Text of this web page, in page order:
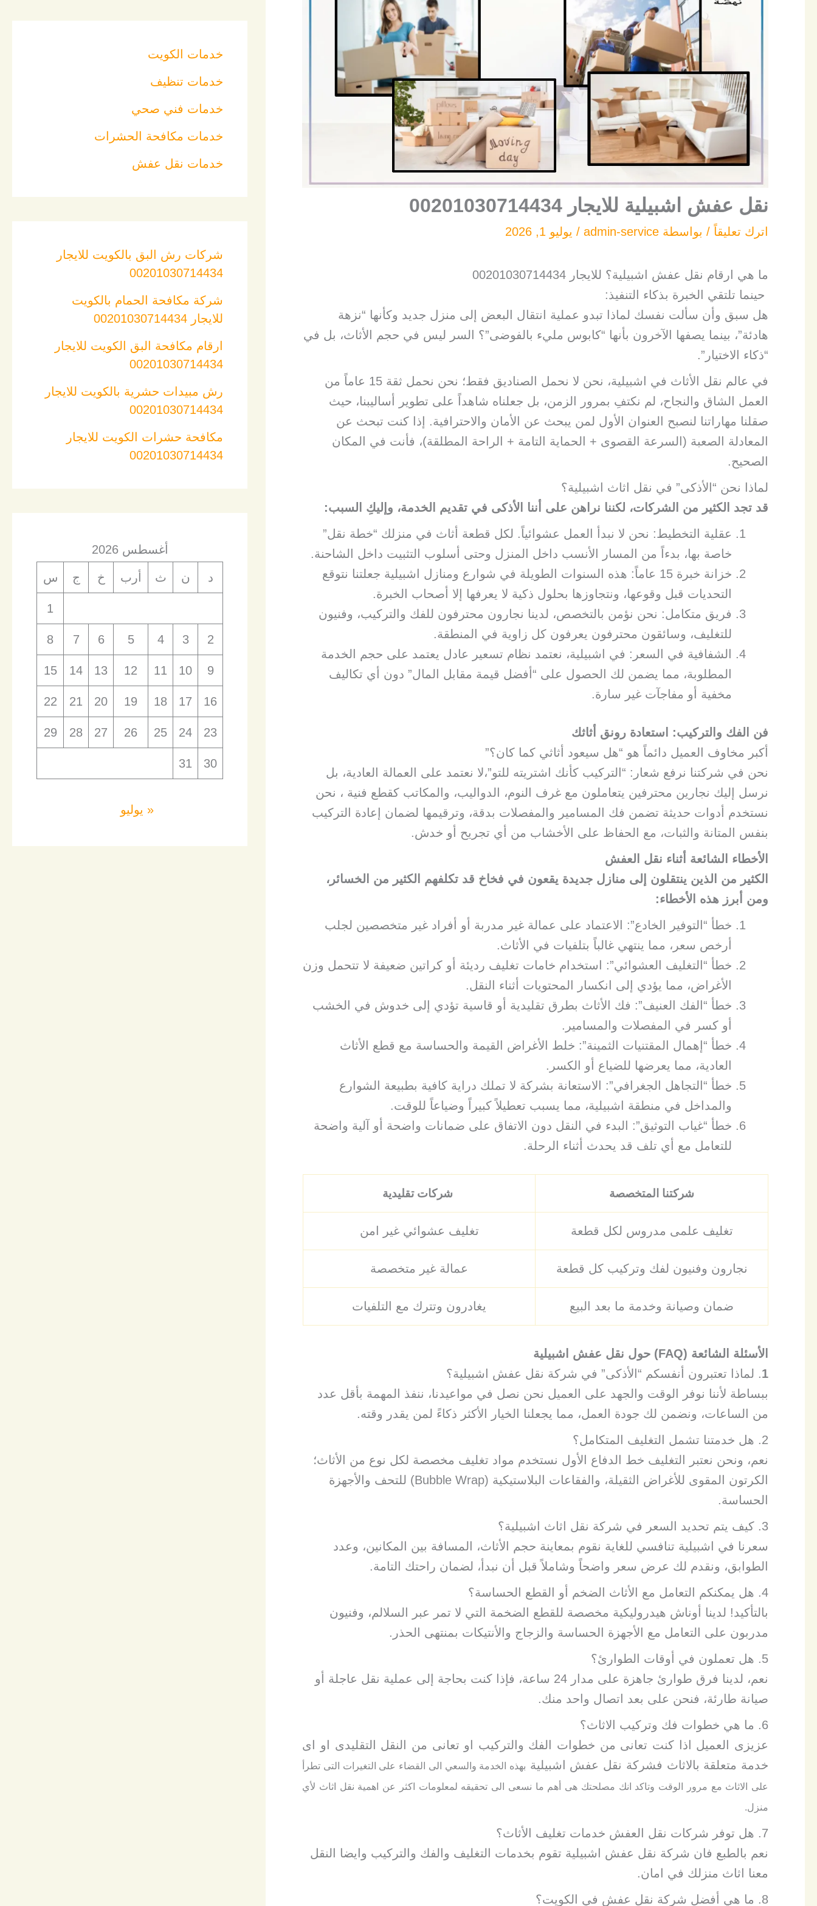
نقل عفش اشبيلية للايجار 00201030714434
اترك تعليقاً / بواسطة admin-service
/ يوليو 1, 2026
ما هي ارقام نقل عفش اشبيلية؟ للايجار 00201030714434
حينما تلتقي الخبرة بذكاء التنفيذ:
​هل سبق وأن سألت نفسك لماذا تبدو عملية انتقال البعض إلى منزل جديد وكأنها “نزهة
هادئة”، بينما يصفها الآخرون بأنها “كابوس مليء بالفوضى”؟ السر ليس في حجم الأثاث، بل في
“ذكاء الاختيار”.
​في عالم نقل الأثاث في اشبيلية، نحن لا نحمل الصناديق فقط؛ نحن نحمل ثقة 15 عاماً من
العمل الشاق والنجاح، لم نكتفِ بمرور الزمن، بل جعلناه شاهداً على تطوير أساليبنا، حيث
صقلنا مهاراتنا لنصبح العنوان الأول لمن يبحث عن الأمان والاحترافية. إذا كنت تبحث عن
المعادلة الصعبة (السرعة القصوى + الحماية التامة + الراحة المطلقة)، فأنت في المكان
الصحيح.
​لماذا نحن “الأذكى” في نقل اثاث اشبيلية؟
​قد تجد الكثير من الشركات، لكننا نراهن على أننا الأذكى في تقديم الخدمة، وإليكِ السبب:
​عقلية التخطيط: نحن لا نبدأ العمل عشوائياً. لكل قطعة أثاث في منزلك “خطة نقل”
خاصة بها، بدءاً من المسار الأنسب داخل المنزل وحتى أسلوب التثبيت داخل الشاحنة.
​خزانة خبرة 15 عاماً: هذه السنوات الطويلة في شوارع ومنازل اشبيلية جعلتنا نتوقع
التحديات قبل وقوعها، ونتجاوزها بحلول ذكية لا يعرفها إلا أصحاب الخبرة.
​فريق متكامل: نحن نؤمن بالتخصص، لدينا نجارون محترفون للفك والتركيب، وفنيون
للتغليف، وسائقون محترفون يعرفون كل زاوية في المنطقة.
​الشفافية في السعر: في اشبيلية، نعتمد نظام تسعير عادل يعتمد على حجم الخدمة
المطلوبة، مما يضمن لك الحصول على “أفضل قيمة مقابل المال” دون أي تكاليف
مخفية أو مفاجآت غير سارة.
فن الفك والتركيب: استعادة رونق أثاثك
​أكبر مخاوف العميل دائماً هو “هل سيعود أثاثي كما كان؟”
نحن في شركتنا نرفع شعار: “التركيب كأنك اشتريته للتو”،لا نعتمد على العمالة العادية، بل
نرسل إليك نجارين محترفين يتعاملون مع غرف النوم، الدواليب، والمكاتب كقطع فنية ، نحن
نستخدم أدوات حديثة تضمن فك المسامير والمفصلات بدقة، وترقيمها لضمان إعادة التركيب
بنفس المتانة والثبات، مع الحفاظ على الأخشاب من أي تجريح أو خدش.
الأخطاء الشائعة أثناء نقل العفش
​الكثير من الذين ينتقلون إلى منازل جديدة يقعون في فخاخ قد تكلفهم الكثير من الخسائر،
ومن أبرز هذه الأخطاء:
​خطأ “التوفير الخادع”: الاعتماد على عمالة غير مدربة أو أفراد غير متخصصين لجلب
أرخص سعر، مما ينتهي غالباً بتلفيات في الأثاث.
​خطأ “التغليف العشوائي”: استخدام خامات تغليف رديئة أو كراتين ضعيفة لا تتحمل وزن
الأغراض، مما يؤدي إلى انكسار المحتويات أثناء النقل.
​خطأ “الفك العنيف”: فك الأثاث بطرق تقليدية أو قاسية تؤدي إلى خدوش في الخشب
أو كسر في المفصلات والمسامير.
​خطأ “إهمال المقتنيات الثمينة”: خلط الأغراض القيمة والحساسة مع قطع الأثاث
العادية، مما يعرضها للضياع أو الكسر.
​خطأ “التجاهل الجغرافي”: الاستعانة بشركة لا تملك دراية كافية بطبيعة الشوارع
والمداخل في منطقة اشبيلية، مما يسبب تعطيلاً كبيراً وضياعاً للوقت.
​خطأ “غياب التوثيق”: البدء في النقل دون الاتفاق على ضمانات واضحة أو آلية واضحة
للتعامل مع أي تلف قد يحدث أثناء الرحلة.
شركتنا المتخصصة شركات تقليدية
تغليف علمى مدروس لكل قطعة تغليف عشوائي غير امن
نجارون وفنيون لفك وتركيب كل قطعة عمالة غير متخصصة
ضمان وصيانة وخدمة ما بعد البيع يغادرون وتترك مع التلفيات
الأسئلة الشائعة (FAQ) حول نقل عفش اشبيلية
​1. لماذا تعتبرون أنفسكم “الأذكى” في شركة نقل عفش اشبيلية؟
ببساطة لأننا نوفر الوقت والجهد على العميل نحن نصل في مواعيدنا، ننفذ المهمة بأقل عدد
من الساعات، ونضمن لك جودة العمل، مما يجعلنا الخيار الأكثر ذكاءً لمن يقدر وقته.
​2. هل خدمتنا تشمل التغليف المتكامل؟
نعم، ونحن نعتبر التغليف خط الدفاع الأول نستخدم مواد تغليف مخصصة لكل نوع من الأثاث؛
الكرتون المقوى للأغراض الثقيلة، والفقاعات البلاستيكية (Bubble Wrap) للتحف والأجهزة
الحساسة.
​3. كيف يتم تحديد السعر في شركة نقل اثاث اشبيلية؟
سعرنا في اشبيلية تنافسي للغاية نقوم بمعاينة حجم الأثاث، المسافة بين المكانين، وعدد
الطوابق، ونقدم لك عرض سعر واضحاً وشاملاً قبل أن نبدأ، لضمان راحتك التامة.
​4. هل يمكنكم التعامل مع الأثاث الضخم أو القطع الحساسة؟
بالتأكيد! لدينا أوناش هيدروليكية مخصصة للقطع الضخمة التي لا تمر عبر السلالم، وفنيون
مدربون على التعامل مع الأجهزة الحساسة والزجاج والأنتيكات بمنتهى الحذر.
​5. هل تعملون في أوقات الطوارئ؟
نعم، لدينا فرق طوارئ جاهزة على مدار 24 ساعة، فإذا كنت بحاجة إلى عملية نقل عاجلة أو
صيانة طارئة، فنحن على بعد اتصال واحد منك.
6. ما هي خطوات فك وتركيب الاثاث؟
عزيزى العميل اذا كنت تعانى من خطوات الفك والتركيب او تعانى من النقل التقليدى او اى
خدمة متعلقة بالاثاث فشركة نقل عفش اشبيلية بهذه الخدمة والسعي الى القضاء على التغيرات التى تطرأ
على الاثاث مع مرور الوقت وتاكد انك مصلحتك هى أهم ما نسعى الى تحقيقه لمعلومات اكثر عن اهمية نقل اثاث لأي
منزل.
7. هل توفر شركات نقل العفش خدمات تغليف الأثاث؟
نعم بالطبع فان شركة نقل عفش اشبيلية تقوم بخدمات التغليف والفك والتركيب وايضا النقل
معنا اثاث منزلك في امان.
8. ما هي أفضل شركة نقل عفش في الكويت؟
خدمات الكويت
خدمات تنظيف
خدمات فني صحي
خدمات مكافحة الحشرات
خدمات نقل عفش
شركات رش البق بالكويت للايجار
00201030714434
شركة مكافحة الحمام بالكويت
للايجار 00201030714434
ارقام مكافحة البق الكويت للايجار
00201030714434
رش مبيدات حشرية بالكويت للايجار
00201030714434
مكافحة حشرات الكويت للايجار
00201030714434
أغسطس 2026
د ن ث أرب خ ج س
1
2
3
4
5
6
7
8
9
10
11
12
13
14
15
16
17
18
19
20
21
22
23
24
25
26
27
28
29
30
31
« يوليو